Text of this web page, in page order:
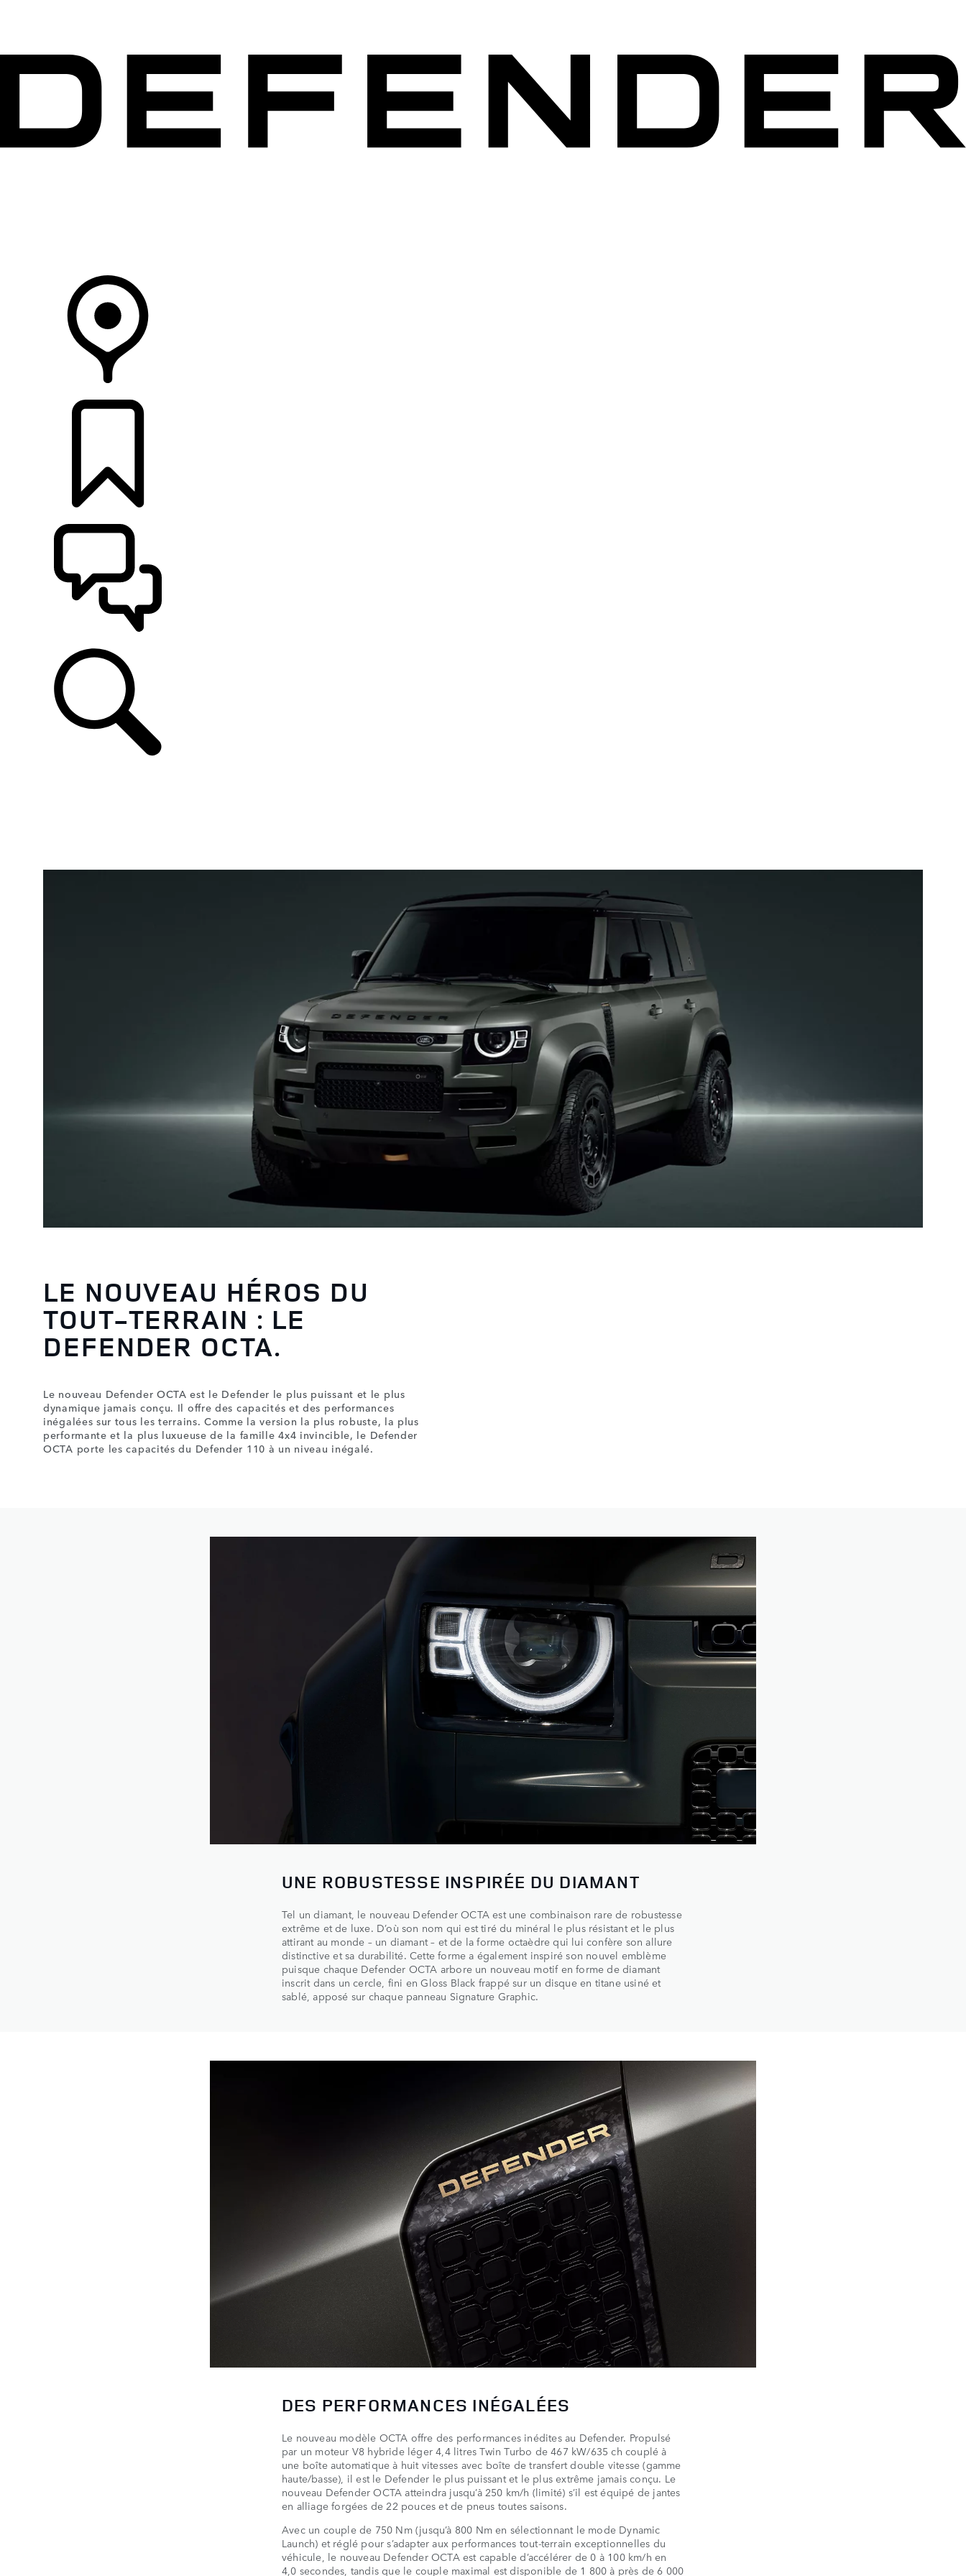
LE NOUVEAU HÉROS DU
TOUT-TERRAIN : LE
DEFENDER OCTA.
Le nouveau Defender OCTA est le Defender le plus puissant et le plus
dynamique jamais conçu. Il offre des capacités et des performances
inégalées sur tous les terrains. Comme la version la plus robuste, la plus
performante et la plus luxueuse de la famille 4x4 invincible, le Defender
OCTA porte les capacités du Defender 110 à un niveau inégalé.
UNE ROBUSTESSE INSPIRÉE DU DIAMANT
Tel un diamant, le nouveau Defender OCTA est une combinaison rare de robustesse
extrême et de luxe. D’où son nom qui est tiré du minéral le plus résistant et le plus
attirant au monde – un diamant – et de la forme octaèdre qui lui confère son allure
distinctive et sa durabilité. Cette forme a également inspiré son nouvel emblème
puisque chaque Defender OCTA arbore un nouveau motif en forme de diamant
inscrit dans un cercle, fini en Gloss Black frappé sur un disque en titane usiné et
sablé, apposé sur chaque panneau Signature Graphic.
DES PERFORMANCES INÉGALÉES
Le nouveau modèle OCTA offre des performances inédites au Defender. Propulsé
par un moteur V8 hybride léger 4,4 litres Twin Turbo de 467 kW/635 ch couplé à
une boîte automatique à huit vitesses avec boîte de transfert double vitesse (gamme
haute/basse), il est le Defender le plus puissant et le plus extrême jamais conçu. Le
nouveau Defender OCTA atteindra jusqu’à 250 km/h (limité) s’il est équipé de jantes
en alliage forgées de 22 pouces et de pneus toutes saisons.
Avec un couple de 750 Nm (jusqu’à 800 Nm en sélectionnant le mode Dynamic
Launch) et réglé pour s’adapter aux performances tout-terrain exceptionnelles du
véhicule, le nouveau Defender OCTA est capable d’accélérer de 0 à 100 km/h en
4,0 secondes, tandis que le couple maximal est disponible de 1 800 à près de 6 000